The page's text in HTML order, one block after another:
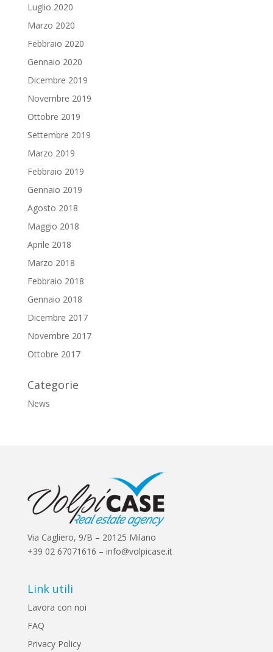
Luglio 2020
Marzo 2020
Febbraio 2020
Gennaio 2020
Dicembre 2019
Novembre 2019
Ottobre 2019
Settembre 2019
Marzo 2019
Febbraio 2019
Gennaio 2019
Agosto 2018
Maggio 2018
Aprile 2018
Marzo 2018
Febbraio 2018
Gennaio 2018
Dicembre 2017
Novembre 2017
Ottobre 2017
Categorie
News
Via Cagliero, 9/B – 20125 Milano
+39 02 67071616 – info@volpicase.it
Link utili
Lavora con noi
FAQ
Privacy Policy